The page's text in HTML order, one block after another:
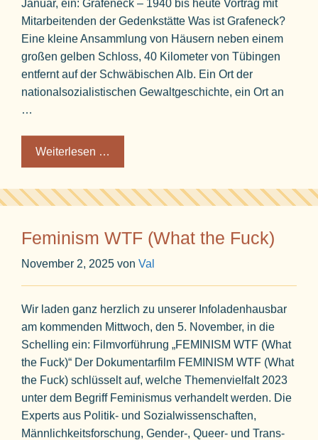
Januar, ein: Grafeneck – 1940 bis heute Vortrag mit
Mitarbeitenden der Gedenkstätte Was ist Grafeneck?
Eine kleine Ansammlung von Häusern neben einem
großen gelben Schloss, 40 Kilometer von Tübingen
entfernt auf der Schwäbischen Alb. Ein Ort der
nationalsozialistischen Gewaltgeschichte, ein Ort an
…
Weiterlesen …
Feminism WTF (What the Fuck)
November 2, 2025 von Val
Wir laden ganz herzlich zu unserer Infoladenhausbar
am kommenden Mittwoch, den 5. November, in die
Schelling ein: Filmvorführung „FEMINISM WTF (What
the Fuck)“ Der Dokumentarfilm FEMINISM WTF (What
the Fuck) schlüsselt auf, welche Themenvielfalt 2023
unter dem Begriff Feminismus verhandelt werden. Die
Experts aus Politik- und Sozialwissenschaften,
Männlichkeitsforschung, Gender-, Queer- und Trans-